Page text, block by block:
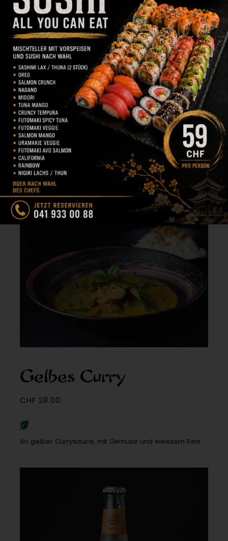
Gebratene Yaki Udon
CHF28.00
Dicke Weizennudeln im japanischen Stil serviert mit
Gemüse
Gelbes Curry
CHF 28.00
An gelber Currysauce, mit Gemüse und weissem Reis.